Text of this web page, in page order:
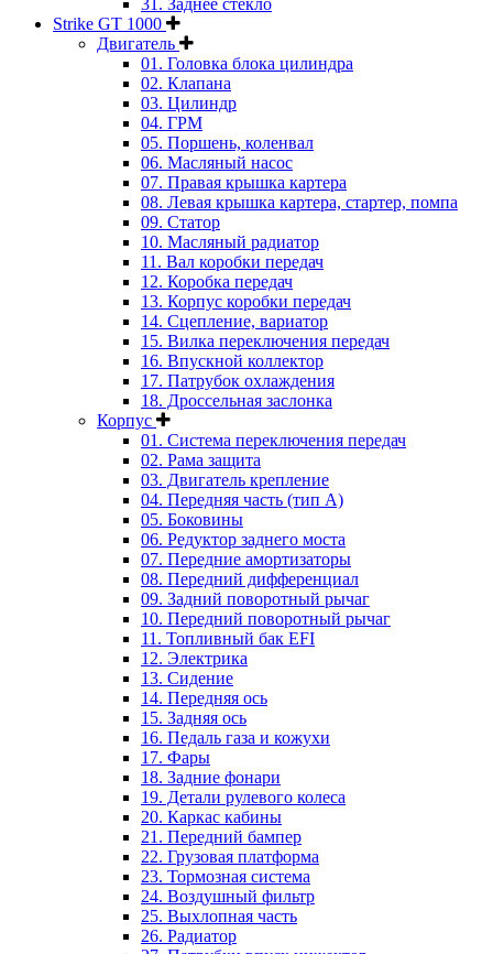
31. Заднее стекло
Strike GT 1000
Двигатель
01. Головка блока цилиндра
02. Клапана
03. Цилиндр
04. ГРМ
05. Поршень, коленвал
06. Масляный насос
07. Правая крышка картера
08. Левая крышка картера, стартер, помпа
09. Статор
10. Масляный радиатор
11. Вал коробки передач
12. Коробка передач
13. Корпус коробки передач
14. Сцепление, вариатор
15. Вилка переключения передач
16. Впускной коллектор
17. Патрубок охлаждения
18. Дроссельная заслонка
Корпус
01. Система переключения передач
02. Рама защита
03. Двигатель крепление
04. Передняя часть (тип А)
05. Боковины
06. Редуктор заднего моста
07. Передние амортизаторы
08. Передний дифференциал
09. Задний поворотный рычаг
10. Передний поворотный рычаг
11. Топливный бак EFI
12. Электрика
13. Сидение
14. Передняя ось
15. Задняя ось
16. Педаль газа и кожухи
17. Фары
18. Задние фонари
19. Детали рулевого колеса
20. Каркас кабины
21. Передний бампер
22. Грузовая платформа
23. Тормозная система
24. Воздушный фильтр
25. Выхлопная часть
26. Радиатор